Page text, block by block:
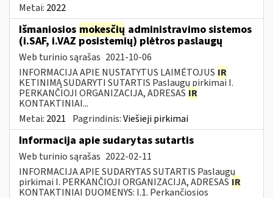
Metai: 2022
Išmaniosios mokesčių administravimo sistemos
(i.SAF, i.VAZ posistemių) plėtros paslaugų
Web turinio sąrašas 2021-10-06
INFORMACIJA APIE NUSTATYTUS LAIMĖTOJUS IR
KETINIMĄ SUDARYTI SUTARTIS Paslaugų pirkimai I.
PERKANČIOJI ORGANIZACIJA, ADRESAS IR
KONTAKTINIAI...
Metai: 2021 Pagrindinis:Viešieji pirkimai
Informacija apie sudarytas sutartis
Web turinio sąrašas 2022-02-11
INFORMACIJA APIE SUDARYTAS SUTARTIS Paslaugų
pirkimai I. PERKANČIOJI ORGANIZACIJA, ADRESAS IR
KONTAKTINIAI DUOMENYS: I.1. Perkančiosios